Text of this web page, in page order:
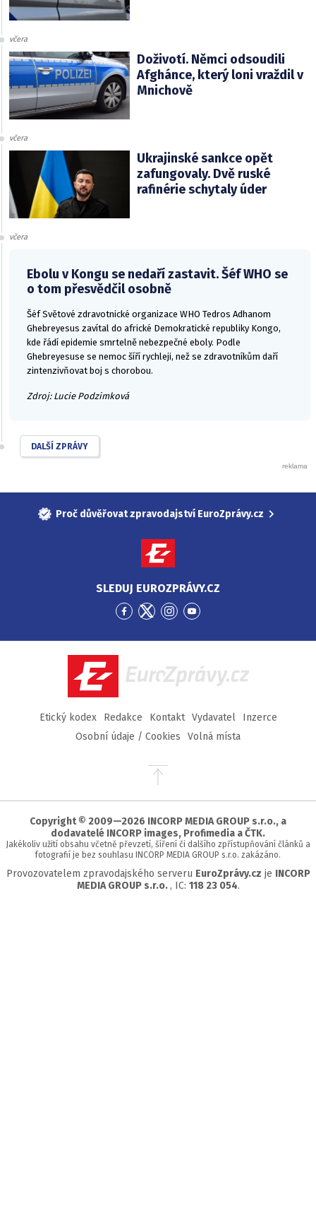
včera
Doživotí. Němci odsoudili
Afghánce, který loni vraždil v
Mnichově
včera
Ukrajinské sankce opět
zafungovaly. Dvě ruské
rafinérie schytaly úder
včera
Ebolu v Kongu se nedaří zastavit. Šéf WHO se
o tom přesvědčil osobně
Šéf Světové zdravotnické organizace WHO Tedros Adhanom
Ghebreyesus zavítal do africké Demokratické republiky Kongo,
kde řádí epidemie smrtelně nebezpečné eboly. Podle
Ghebreyesuse se nemoc šíří rychleji, než se zdravotníkům daří
zintenzivňovat boj s chorobou.
Zdroj: Lucie Podzimková
DALŠÍ ZPRÁVY
Proč důvěřovat zpravodajství EuroZprávy.cz
SLEDUJ EUROZPRÁVY.CZ
Přejít
Facebook
Přejít
Twitter
Přejít
Instagram
Přejít
YouTube
EuroZprávy.cz
Etický kodex Redakce Kontakt Vydavatel
Inzerce
Osobní údaje / Cookies
Volná místa
Přejít
stránky
Copyright © 2009—2026 INCORP MEDIA GROUP s.r.o., a
dodavatelé INCORP images, Profimedia a ČTK.
Jakékoliv užití obsahu včetně převzetí, šíření či dalšího zpřístupňování článků a
fotografií je bez souhlasu INCORP MEDIA GROUP s.r.o. zakázáno.
Provozovatelem zpravodajského serveru EuroZprávy.cz je INCORP
MEDIA GROUP s.r.o., IC: 118 23 054.